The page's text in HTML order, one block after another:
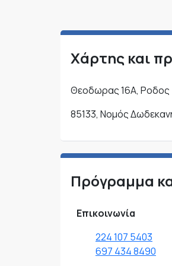
Χάρτης και
Θεοδωρας 16Α, Ροδος
85133, Νομός
Πρόγραμμα
Επικοινωνία
224 107 5403
697 434 8490